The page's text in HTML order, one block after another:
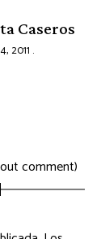
Caseros
2011
comment)